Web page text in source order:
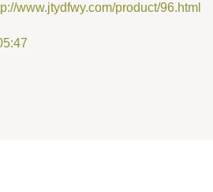
www.jtydfwy.com/product/96.html